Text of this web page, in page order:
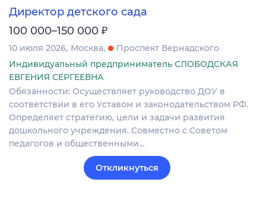
Директор детского сада
100 000–150 000 ₽
10 июля 2026 Москва
Проспект Вернадского
Индивидуальный предприниматель СЛОБОДСКАЯ
ЕВГЕНИЯ СЕРГЕЕВНА
Обязанности: Осуществляет руководство ДОУ в
соответствии в его Уставом и законодательством РФ.
Определяет стратегию, цели и задачи развития
дошкольного учреждения. Совместно с Советом
педагогов и общественными…
Откликнуться